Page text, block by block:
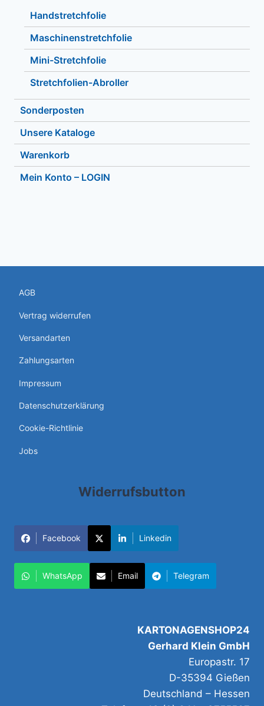
Handstretchfolie
Maschinenstretchfolie
Mini-Stretchfolie
Stretchfolien-Abroller
Sonderposten
Unsere Kataloge
Warenkorb
Mein Konto – LOGIN
AGB
Vertrag widerrufen
Versandarten
Zahlungsarten
Impressum
Datenschutzerklärung
Cookie-Richtlinie
Jobs
Widerrufsbutton
Facebook Linkedin
WhatsApp Email Telegram
KARTONAGENSHOP24
Gerhard Klein GmbH
Europastr. 17
D-35394 Gießen
Deutschland – Hessen